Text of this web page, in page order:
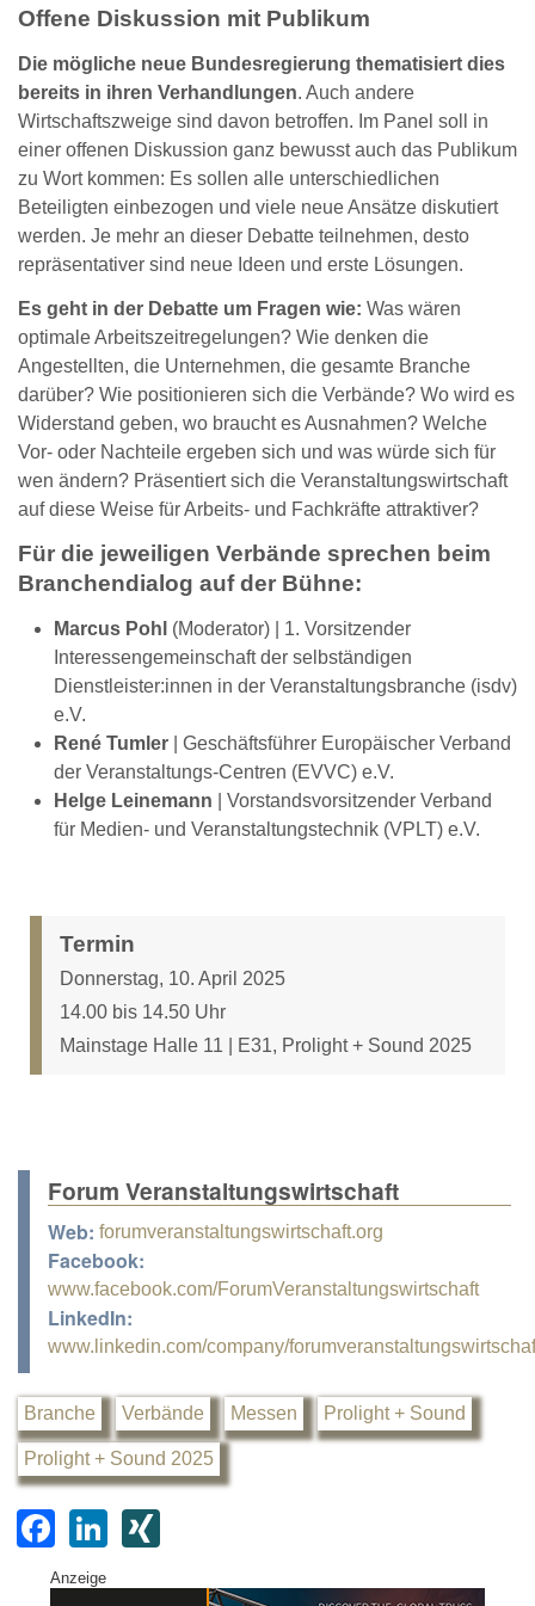
Offene Diskussion mit Publikum
Die mögliche neue Bundesregierung thematisiert dies
bereits in ihren Verhandlungen. Auch andere
Wirtschaftszweige sind davon betroffen. Im Panel soll in
einer offenen Diskussion ganz bewusst auch das Publikum
zu Wort kommen: Es sollen alle unterschiedlichen
Beteiligten einbezogen und viele neue Ansätze diskutiert
werden. Je mehr an dieser Debatte teilnehmen, desto
repräsentativer sind neue Ideen und erste Lösungen.
Es geht in der Debatte um Fragen wie: Was wären
optimale Arbeitszeitregelungen? Wie denken die
Angestellten, die Unternehmen, die gesamte Branche
darüber? Wie positionieren sich die Verbände? Wo wird es
Widerstand geben, wo braucht es Ausnahmen? Welche
Vor- oder Nachteile ergeben sich und was würde sich für
wen ändern? Präsentiert sich die Veranstaltungswirtschaft
auf diese Weise für Arbeits- und Fachkräfte attraktiver?
Für die jeweiligen Verbände sprechen beim
Branchendialog auf der Bühne:
Marcus Pohl (Moderator) | 1. Vorsitzender
Interessengemeinschaft der selbständigen
Dienstleister:innen in der Veranstaltungsbranche (isdv)
e.V.
René Tumler | Geschäftsführer Europäischer Verband
der Veranstaltungs-Centren (EVVC) e.V.
Helge Leinemann | Vorstandsvorsitzender Verband
für Medien- und Veranstaltungstechnik (VPLT) e.V.
Termin
Donnerstag, 10. April 2025
14.00 bis 14.50 Uhr
Mainstage Halle 11 | E31, Prolight + Sound 2025
Forum Veranstaltungswirtschaft
Web: forumveranstaltungswirtschaft.org
Facebook:
www.facebook.com/ForumVeranstaltungswirtschaft
LinkedIn:
www.linkedin.com/company/
Branche Verbände Messen Prolight + Sound
Prolight + Sound 2025
F
a
Li
Anzeige